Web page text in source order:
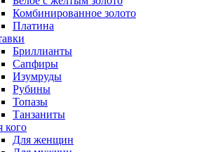
Комбинированное золото
Платина
Бриллианты
Сапфиры
Изумруды
Рубины
Топазы
Танзаниты
кого
Для женщин